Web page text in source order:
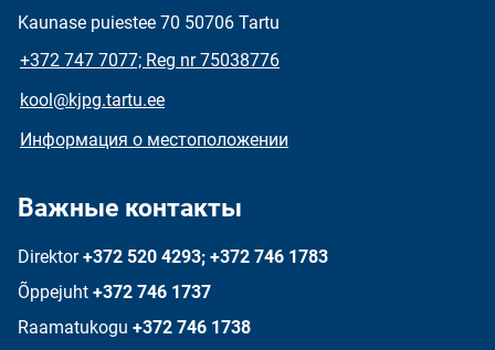
Kaunase puiestee 70 50706 Tartu
+372 747 7077; Reg nr 75038776
kool@kjpg.tartu.ee
Информация о местоположении
Важные контакты
Direktor +372 520 4293; +372 746 1783
Õppejuht +372 746 1737
Raamatukogu +372 746 1738